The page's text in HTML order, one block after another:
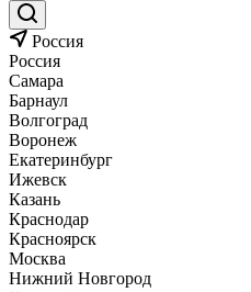
Россия
Россия
Самара
Барнаул
Волгоград
Воронеж
Екатеринбург
Ижевск
Казань
Краснодар
Красноярск
Москва
Нижний Новгород